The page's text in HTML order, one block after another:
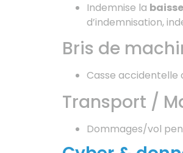
Indemnise la
d’indemnisation,
Bris de
Casse accidentelle
Transport /
Dommages/vol